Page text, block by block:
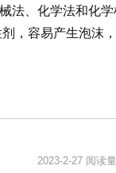
法、化学法和化
，容易产生泡沫
2023-2-27 阅读